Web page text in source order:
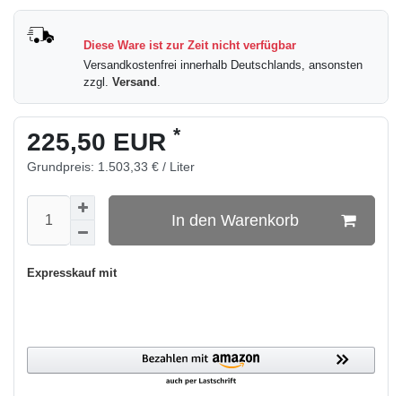
Diese Ware ist zur Zeit nicht verfügbar
Versandkostenfrei innerhalb Deutschlands, ansonsten
zzgl. Versand
225,50 EUR *
Grundpreis: 1.503,33 € / Liter
In den Warenkorb
Expresskauf mit